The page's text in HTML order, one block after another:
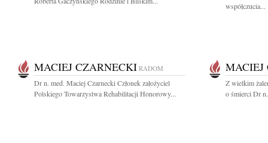
współczucia...
MACIEJ CZARNECKI RADOM
Dr n. med. Maciej Czarnecki Członek założyciel
Polskiego Towarzystwa Rehabilitacji Honorowy...
MACIEJ
Z wielkim
o śmierci Dr